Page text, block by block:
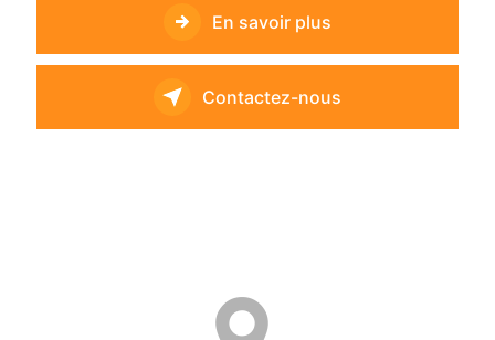
En savoir plus
Contactez-nous